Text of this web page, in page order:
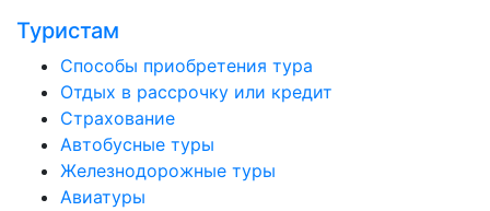
Туристам
Способы приобретения тура
Отдых в рассрочку или кредит
Страхование
Автобусные туры
Железнодорожные туры
Авиатуры